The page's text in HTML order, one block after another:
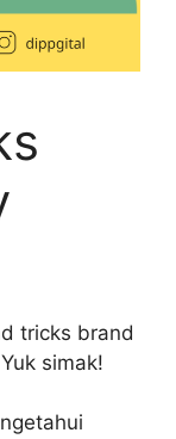
tricks brand
simak!